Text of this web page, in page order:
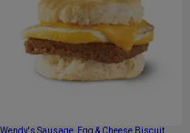
Wendy's Sausage, Egg & Cheese Biscuit